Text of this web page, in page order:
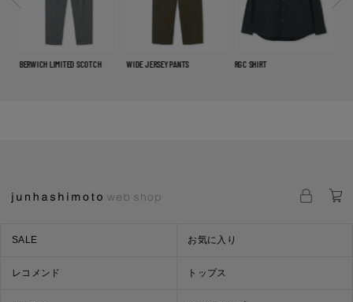
BERWICH LIMITED SCOTCH WIDE JERSEY PANTS RGC SHIRT
SALE お気に入り
レコメンド トップス